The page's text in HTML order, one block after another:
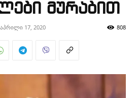
მურაბით
აპრილი 17, 2020 808